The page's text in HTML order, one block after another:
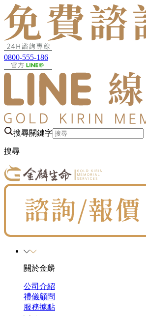
0800-555-186
搜尋關鍵字
搜尋
關於金麟
公司介紹
禮儀顧問
服務據點